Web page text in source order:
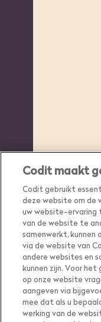
Codit maakt
Codit gebruikt
deze website om de
uw website-ervaring
van de website te
samenwerkt,
via de website van
andere websites en
kunnen zijn. Voor
op onze website
aangeven via
mee dat als u
werking van de